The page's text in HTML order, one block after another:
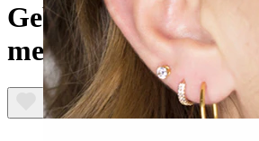
Gebogen staaf van
met steentjes